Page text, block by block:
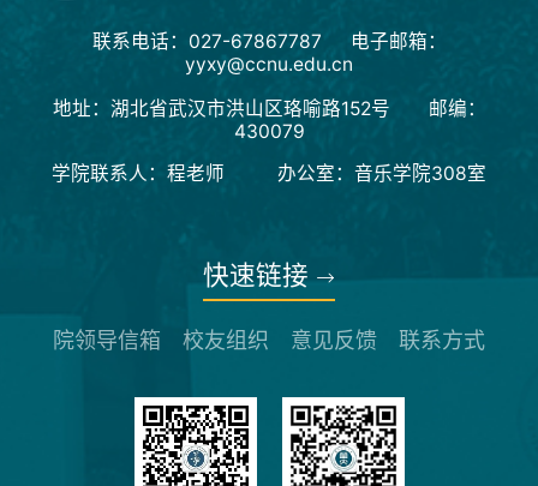
联系电话：027-67867787 电子邮箱：
yyxy@ccnu.edu.cn
地址：湖北省武汉市洪山区珞喻路152号 邮编：
430079
学院联系人：程老师 办公室：音乐学院308室
快速链接
院领导信箱 校友组织 意见反馈 联系方式